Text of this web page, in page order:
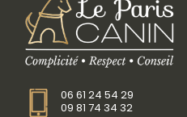
06 61 24 54 29
09 81 74 34 32